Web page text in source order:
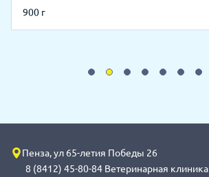
900 г
Пенза, ул 65-летия Победы 26
8 (8412) 45-80-84 Ветеринарная клиника